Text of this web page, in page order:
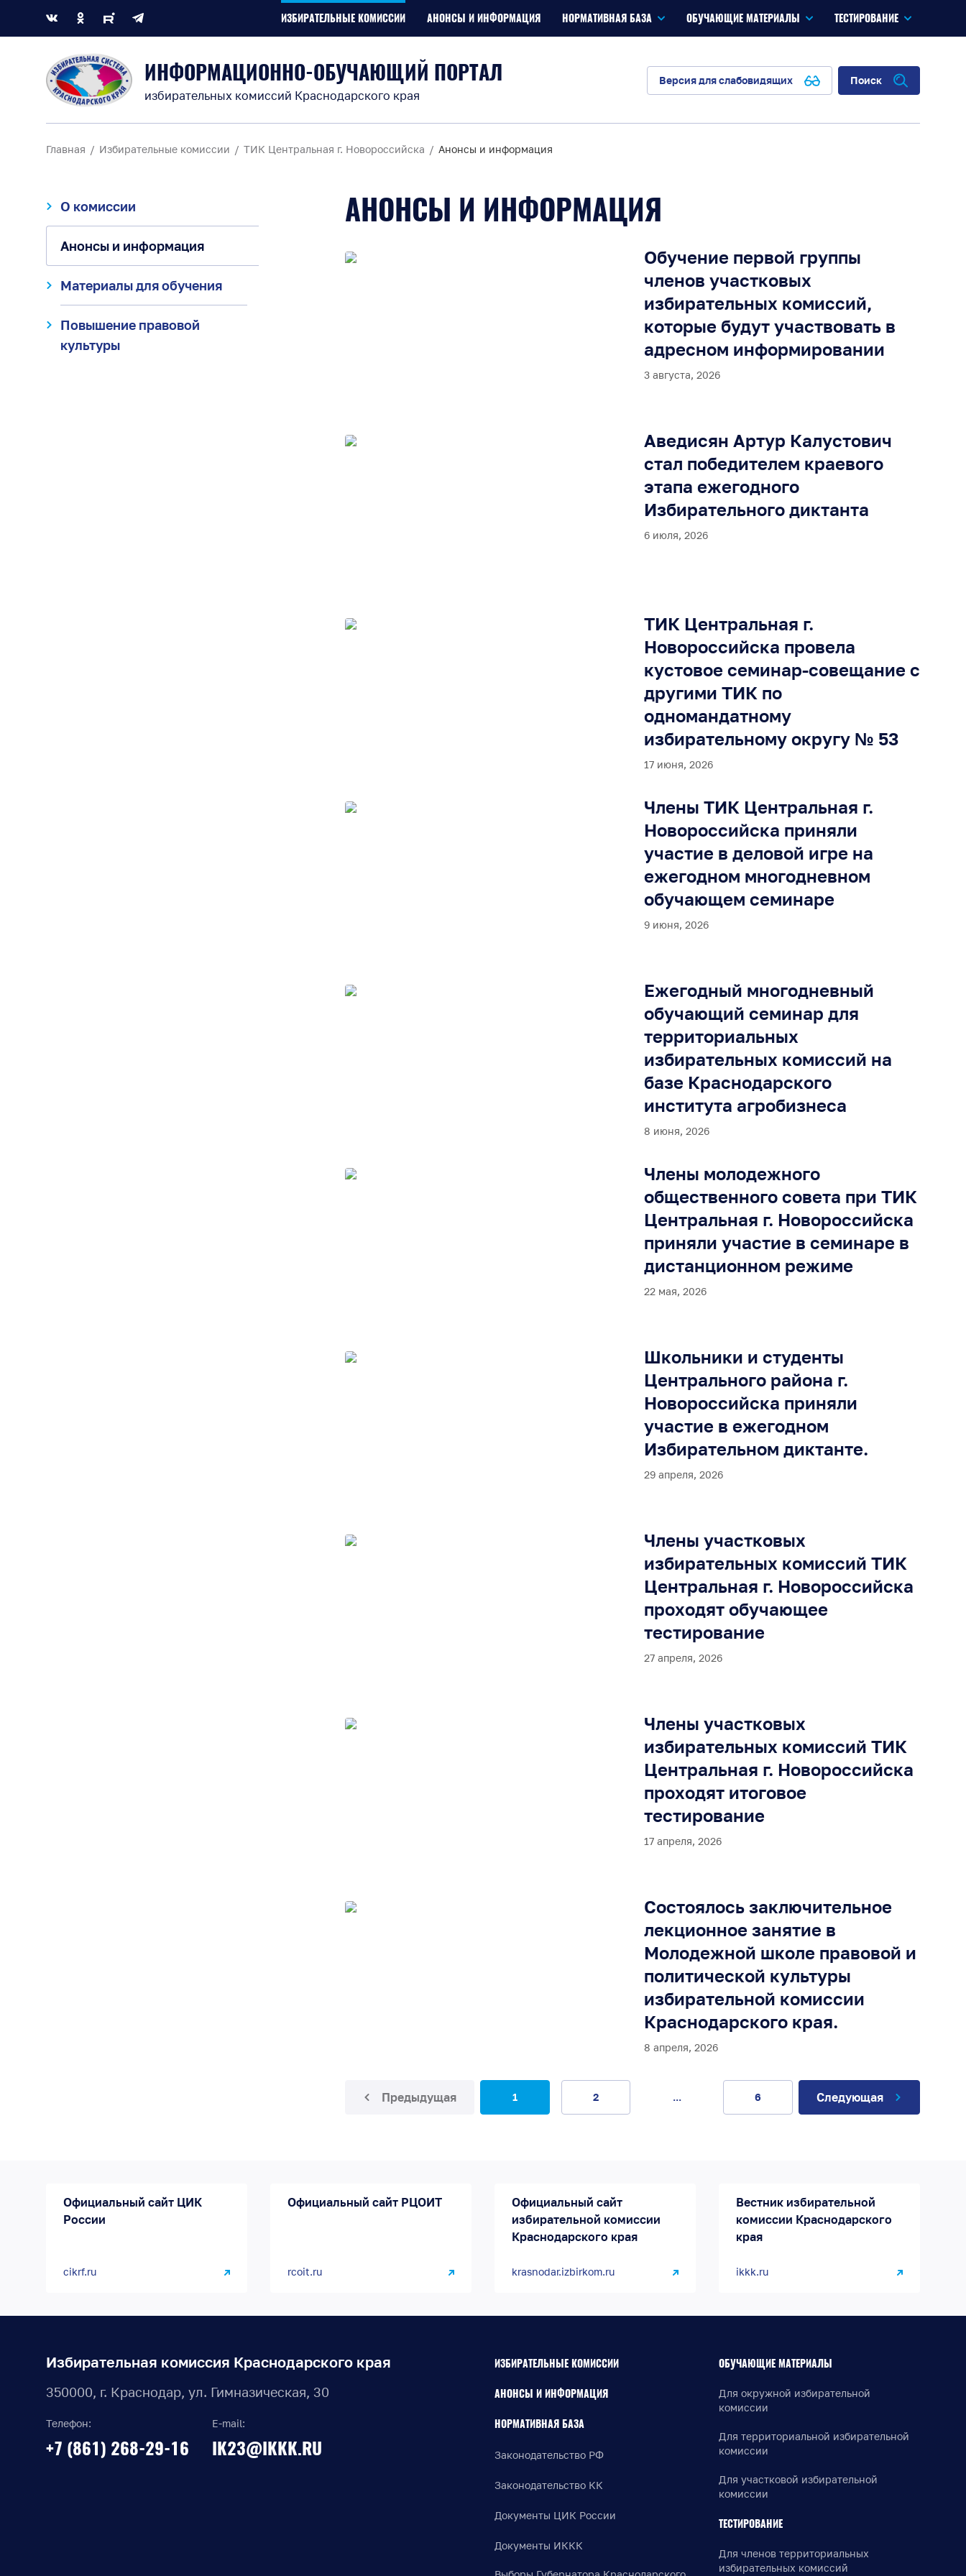
ИЗБИРАТЕЛЬНЫЕ КОМИССИИ АНОНСЫ И ИНФОРМАЦИЯ НОРМАТИВНАЯ БАЗА ОБУЧАЮЩИЕ МАТЕРИАЛЫ ТЕСТИРОВАНИЕ
ИНФОРМАЦИОННО-ОБУЧАЮЩИЙ ПОРТАЛ
избирательных комиссий Краснодарского края
Версия для слабовидящих Поиск
Главная Избирательные комиссии ТИК Центральная г. Новороссийска Анонсы и информация
О комиссии
Анонсы и информация
Материалы для обучения
Повышение правовой
культуры
АНОНСЫ И ИНФОРМАЦИЯ
Обучение первой группы
членов участковых
избирательных комиссий,
которые будут участвовать в
адресном информировании
3 августа, 2026
Аведисян Артур Калустович
стал победителем краевого
этапа ежегодного
Избирательного диктанта
6 июля, 2026
ТИК Центральная г.
Новороссийска провела
кустовое семинар-совещание с
другими ТИК по
одномандатному
избирательному округу № 53
17 июня, 2026
Члены ТИК Центральная г.
Новороссийска приняли
участие в деловой игре на
ежегодном многодневном
обучающем семинаре
9 июня, 2026
Ежегодный многодневный
обучающий семинар для
территориальных
избирательных комиссий на
базе Краснодарского
института агробизнеса
8 июня, 2026
Члены молодежного
общественного совета при ТИК
Центральная г. Новороссийска
приняли участие в семинаре в
дистанционном режиме
22 мая, 2026
Школьники и студенты
Центрального района г.
Новороссийска приняли
участие в ежегодном
Избирательном диктанте.
29 апреля, 2026
Члены участковых
избирательных комиссий ТИК
Центральная г. Новороссийска
проходят обучающее
тестирование
27 апреля, 2026
Члены участковых
избирательных комиссий ТИК
Центральная г. Новороссийска
проходят итоговое
тестирование
17 апреля, 2026
Состоялось заключительное
лекционное занятие в
Молодежной школе правовой и
политической культуры
избирательной комиссии
Краснодарского края.
8 апреля, 2026
Предыдущая 1 2 ... 6 Следующая
Официальный сайт ЦИК
России
cikrf.ru
Официальный сайт РЦОИТ
rcoit.ru
Официальный сайт
избирательной комиссии
Краснодарского края
krasnodar.izbirkom.ru
Вестник избирательной
комиссии Краснодарского
края
ikkk.ru
Избирательная комиссия Краснодарского края
350000, г. Краснодар, ул. Гимназическая, 30
Телефон:
+7 (861) 268-29-16
E-mail:
IK23@IKKK.RU
ИЗБИРАТЕЛЬНЫЕ КОМИССИИ
АНОНСЫ И ИНФОРМАЦИЯ
НОРМАТИВНАЯ БАЗА
Законодательство РФ
Законодательство КК
Документы ЦИК России
Документы ИККК
ОБУЧАЮЩИЕ МАТЕРИАЛЫ
Для окружной избирательной
комиссии
Для территориальной избирательной
комиссии
Для участковой избирательной
комиссии
ТЕСТИРОВАНИЕ
Для членов территориальных
избирательных комиссий